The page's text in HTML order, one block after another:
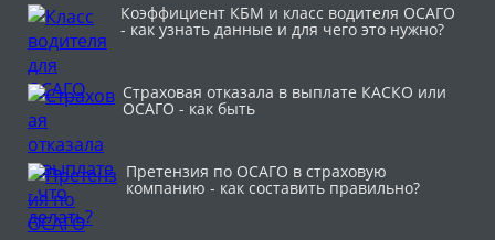
Коэффициент КБМ и класс водителя ОСАГО
- как узнать данные и для чего это нужно?
Страховая отказала в выплате КАСКО или
ОСАГО - как быть
Претензия по ОСАГО в страховую
компанию - как составить правильно?